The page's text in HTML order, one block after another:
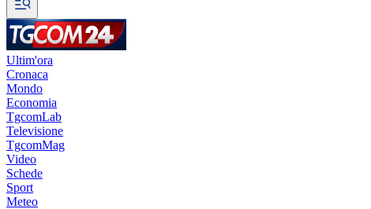
Ultim'ora
Cronaca
Mondo
Economia
TgcomLab
Televisione
TgcomMag
Video
Schede
Sport
Meteo